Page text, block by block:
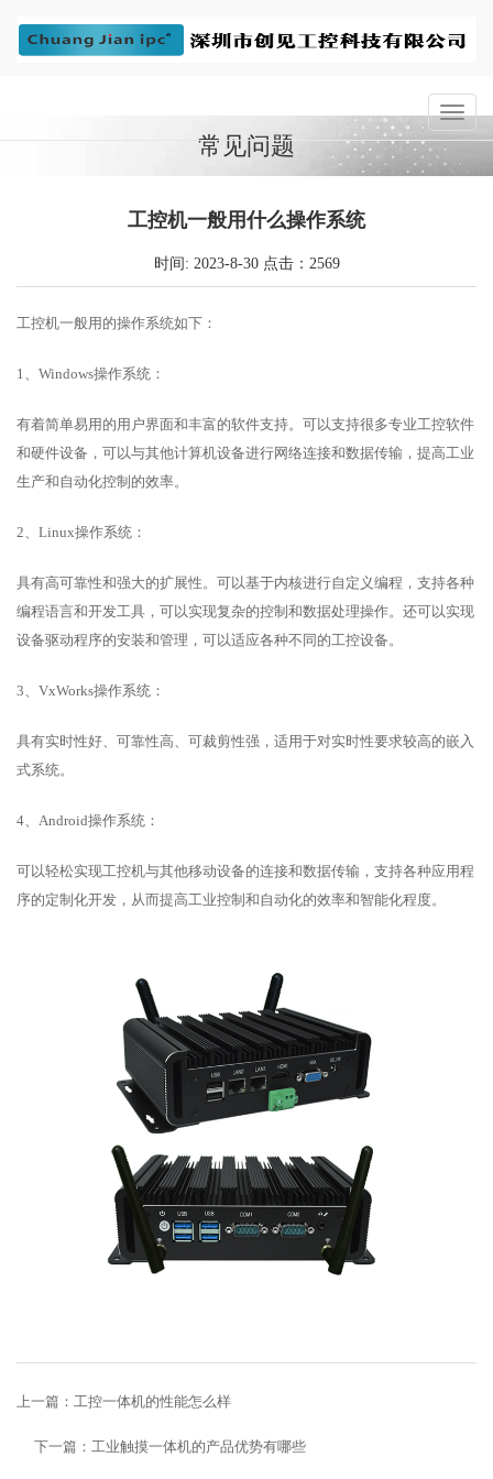
常见问题
工控机一般用什么操作系统
时间: 2023-8-30 点击：2569
工控机一般用的操作系统如下：
1、Windows操作系统：
有着简单易用的用户界面和丰富的软件支持。可以支持很多专业工控软件
和硬件设备，可以与其他计算机设备进行网络连接和数据传输，提高工业
生产和自动化控制的效率。
2、Linux操作系统：
具有高可靠性和强大的扩展性。可以基于内核进行自定义编程，支持各种
编程语言和开发工具，可以实现复杂的控制和数据处理操作。还可以实现
设备驱动程序的安装和管理，可以适应各种不同的工控设备。
3、VxWorks操作系统：
具有实时性好、可靠性高、可裁剪性强，适用于对实时性要求较高的嵌入
式系统。
4、Android操作系统：
可以轻松实现工控机与其他移动设备的连接和数据传输，支持各种应用程
序的定制化开发，从而提高工业控制和自动化的效率和智能化程度。
上一篇： 工控一体机的性能怎么样
下一篇： 工业触摸一体机的产品优势有哪些